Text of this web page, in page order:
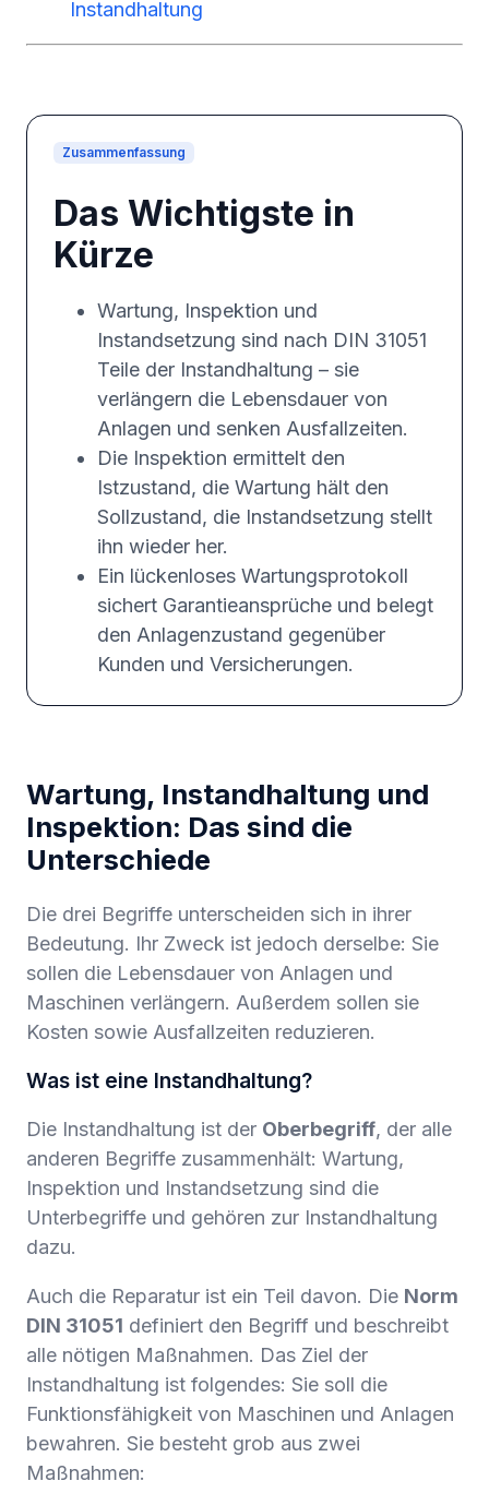
Instandhaltung
Zusammenfassung
Das Wichtigste in
Kürze
Wartung, Inspektion und
Instandsetzung sind nach DIN 31051
Teile der Instandhaltung – sie
verlängern die Lebensdauer von
Anlagen und senken Ausfallzeiten.
Die Inspektion ermittelt den
Istzustand, die Wartung hält den
Sollzustand, die Instandsetzung stellt
ihn wieder her.
Ein lückenloses Wartungsprotokoll
sichert Garantieansprüche und belegt
den Anlagenzustand gegenüber
Kunden und Versicherungen.
Wartung, Instandhaltung und
Inspektion: Das sind die
Unterschiede
Die drei Begriffe unterscheiden sich in ihrer
Bedeutung. Ihr Zweck ist jedoch derselbe: Sie
sollen die Lebensdauer von Anlagen und
Maschinen verlängern. Außerdem sollen sie
Kosten sowie Ausfallzeiten reduzieren.
Was ist eine Instandhaltung?
Die Instandhaltung ist der Oberbegriff, der alle
anderen Begriffe zusammenhält: Wartung,
Inspektion und Instandsetzung sind die
Unterbegriffe und gehören zur Instandhaltung
dazu.
Auch die Reparatur ist ein Teil davon. Die Norm
DIN 31051 definiert den Begriff und beschreibt
alle nötigen Maßnahmen. Das Ziel der
Instandhaltung ist folgendes: Sie soll die
Funktionsfähigkeit von Maschinen und Anlagen
bewahren. Sie besteht grob aus zwei
Maßnahmen: